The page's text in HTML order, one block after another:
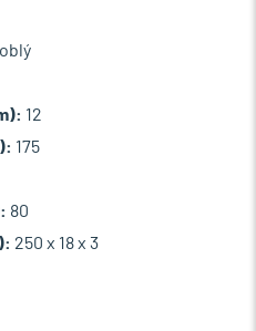
oblý
12
175
80
250 x 18 x 3